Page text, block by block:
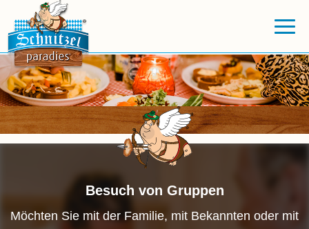
Besuch von Gruppen
Möchten Sie mit der Familie, mit Bekannten oder mit